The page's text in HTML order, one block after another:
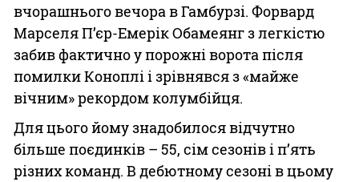
вчорашнього вечора в Гамбурзі. Форвард
Марселя Пʼєр-Емерік Обамеянг з легкістю
забив фактично у порожні ворота після
помилки Коноплі і зрівнявся з «майже
вічним» рекордом колумбійця.
Для цього йому знадобилося відчутно
більше поєдинків – 55, сім сезонів і пʼять
різних команд. В дебютному сезоні в цьому